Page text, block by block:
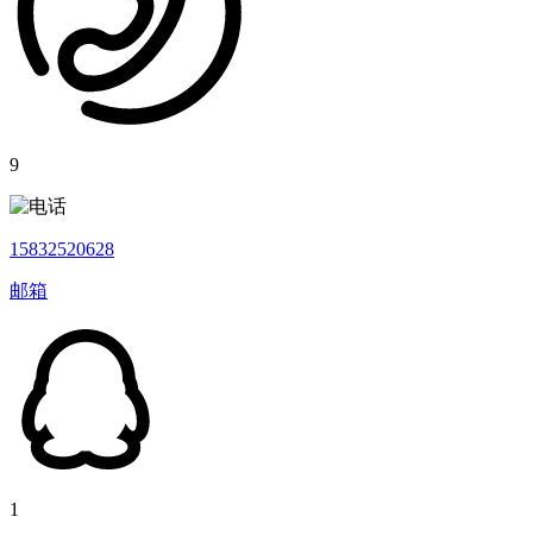
9
15832520628
邮箱
1